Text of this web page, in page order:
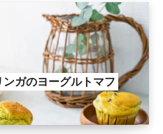
ンガのヨーグルトマフ